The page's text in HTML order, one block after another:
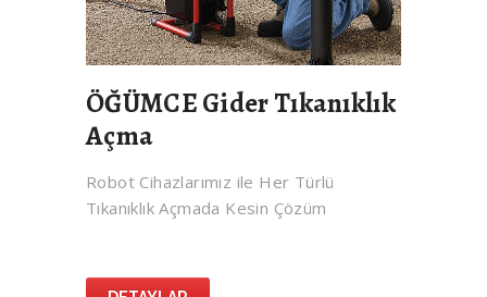
ÖĞÜMCE Gider Tıkanıklık
Açma
Robot Cihazlarımız ile Her Türlü
Tıkanıklık Açmada Kesin Çözüm